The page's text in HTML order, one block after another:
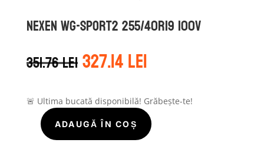
Nexen WG-SPORT2 255/40R19 100V
351.76leiPrețul
inițial
fost:
351.76 lei.
327.14leiPrețul
curent
327.14 lei.
🚨 Ultima bucată disponibilă! Grăbește-te!
CantitateADAUGĂ ÎN COȘ